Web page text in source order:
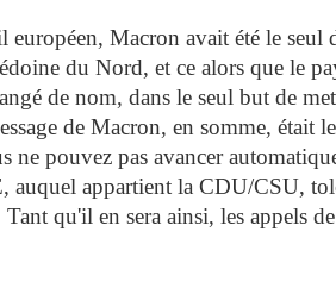
européen, Macron avait été le
du Nord, et ce alors que le
de nom, dans le seul but de
de Macron, en somme, était
ne pouvez pas avancer
auquel appartient la CDU/CSU,
qu'il en sera ainsi, les appels